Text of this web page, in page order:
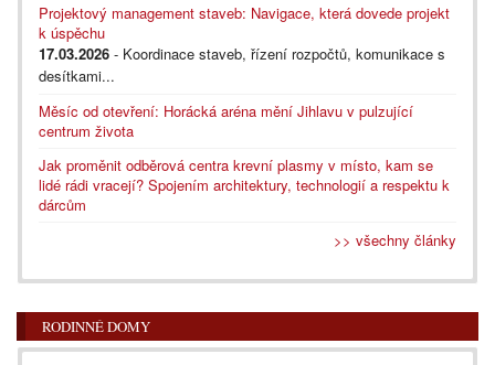
Projektový management staveb: Navigace, která dovede projekt
k úspěchu
17.03.2026 - Koordinace staveb, řízení rozpočtů, komunikace s
desítkami...
Měsíc od otevření: Horácká aréna mění Jihlavu v pulzující
centrum života
Jak proměnit odběrová centra krevní plasmy v místo, kam se
lidé rádi vracejí? Spojením architektury, technologií a respektu k
dárcům
>> všechny články
RODINNÉ DOMY